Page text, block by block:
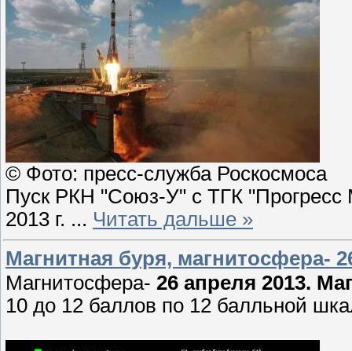
© Фото: пресс-служба Роскосмоса
Пуск РКН "Союз-У" с ТГК
2013 г. ... Читать дальше »
Магнитная буря, магнитосфера-
Магнитосфера- 26 апреля 2013.
10 до 12 баллов по 12 балльной